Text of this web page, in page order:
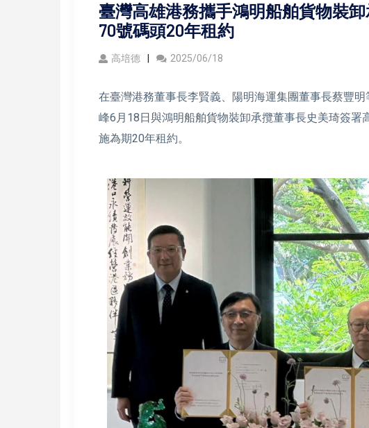
臺灣高雄港務攜手鴻明船舶貨物裝
70號碼頭20年租約
高培德 2025/06/18
在臺灣港務董事長李賢義、陽明海運集團董事長蔡豐
峰6月18日與鴻明船舶貨物裝卸承攬董事長史美琦簽署
施為期20年租約。